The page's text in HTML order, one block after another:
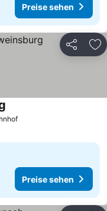
Preise sehen
Teilen
Preise sehen